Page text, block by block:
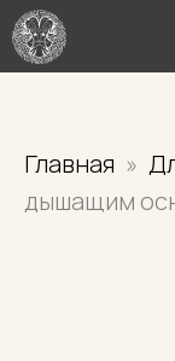
Главная
дышащим